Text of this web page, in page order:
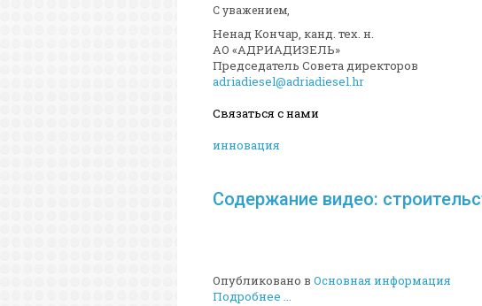
С уважением,
Ненад Кончар, канд. тех. н.
АО «АДРИАДИЗЕЛЬ»
Председатель Совета директоров
adriadiesel@adriadiesel.hr
Cвязаться с нами
инновация
Cодержание видео:
Опубликовано в Основная информация
Подробнее ...